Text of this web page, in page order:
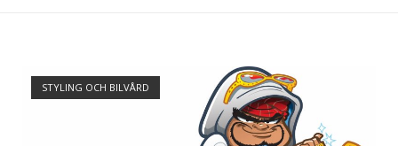
STYLING OCH BILVÅRD